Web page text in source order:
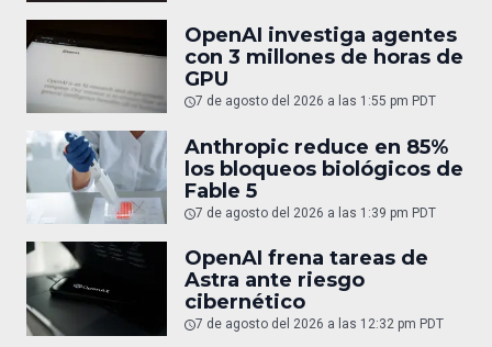
OpenAI investiga agentes
con 3 millones de horas de
GPU
7 de agosto del 2026 a las 1:55 pm PDT
Anthropic reduce en 85%
los bloqueos biológicos de
Fable 5
7 de agosto del 2026 a las 1:39 pm PDT
OpenAI frena tareas de
Astra ante riesgo
cibernético
7 de agosto del 2026 a las 12:32 pm PDT